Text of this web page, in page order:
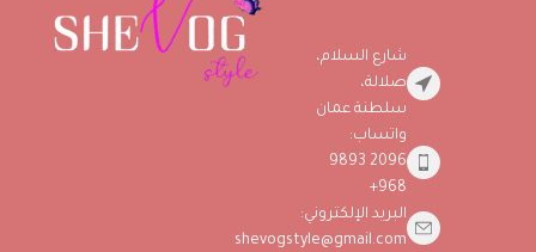
شارع السلام،
صلالة،
سلطنة عمان
واتساب:
2096 9893
968+
البريد الإلكتروني:
shevogstyle@gmail.com